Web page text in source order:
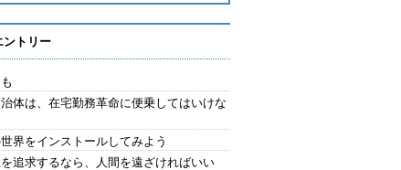
ントリー
体は、在宅勤務革命に便乗してはいけな
界をインストールしてみよう
追求するなら、人間を遠ざければいい